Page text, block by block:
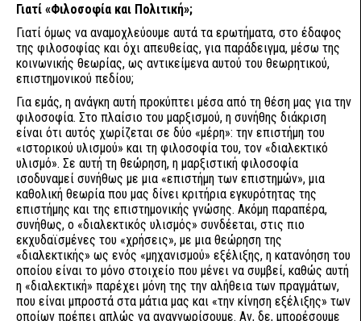
Γιατί «Φιλοσοφία και Πολιτική»;
Γιατί όμως να αναμοχλεύουμε αυτά τα ερωτήματα, στο έδαφος
της φιλοσοφίας και όχι απευθείας, για παράδειγμα, μέσω της
κοινωνικής θεωρίας, ως αντικείμενα αυτού του θεωρητικού,
επιστημονικού πεδίου;
Για εμάς, η ανάγκη αυτή προκύπτει μέσα από τη θέση μας για την
φιλοσοφία. Στο πλαίσιο του μαρξισμού, η συνήθης διάκριση
είναι ότι αυτός χωρίζεται σε δύο «μέρη»: την επιστήμη του
«ιστορικού υλισμού» και τη φιλοσοφία του, τον «διαλεκτικό
υλισμό». Σε αυτή τη θεώρηση, η μαρξιστική φιλοσοφία
ισοδυναμεί συνήθως με μια «επιστήμη των επιστημών», μια
καθολική θεωρία που μας δίνει κριτήρια εγκυρότητας της
επιστήμης και της επιστημονικής γνώσης. Ακόμη παραπέρα,
συνήθως, ο «διαλεκτικός υλισμός» συνδέεται, στις πιο
εκχυδαϊσμένες του «χρήσεις», με μια θεώρηση της
«διαλεκτικής» ως ενός «μηχανισμού» εξέλιξης, η κατανόηση του
οποίου είναι το μόνο στοιχείο που μένει να συμβεί, καθώς αυτή
η «διαλεκτική» παρέχει μόνη της την αλήθεια των πραγμάτων,
που είναι μπροστά στα μάτια μας και «την κίνηση εξέλιξης» των
οποίων πρέπει απλώς να αναγνωρίσουμε. Αν, δε, μπορέσουμε